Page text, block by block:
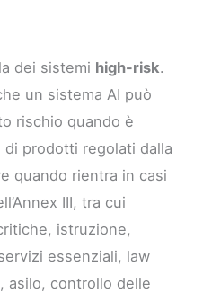
dei sistemi high-risk.
un sistema AI può
rischio quando è
prodotti regolati dalla
quando rientra in casi
III, tra cui
istruzione,
essenziali, law
asilo, controllo delle